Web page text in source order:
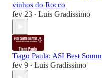
vinhos do Rocco
fev 23 • Luis Gradíssimo
Tiago Paula: ASI Best
fev 9 • Luis Gradíssimo